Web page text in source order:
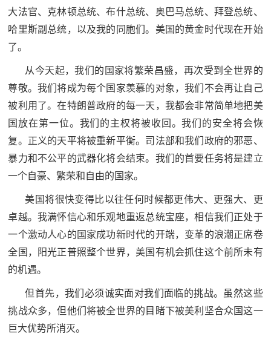
识
国
识
全
国
防
全
民
国
防
弟
子
弟
兵
防
员
国
人
大法官、克林顿总统、布什总统、奥巴马总统、拜登总统、
哈里斯副总统，以及我的同胞们。美国的黄金时代现在开始
了。
从今天起，我们的国家将繁荣昌盛，再次受到全世界的
尊敬。我们将成为每个国家羡慕的对象，我们不会再让自己
被利用了。在特朗普政府的每一天，我都会非常简单地把美
国放在第一位。我们的主权将被收回。我们的安全将会恢
复。正义的天平将被重新平衡。司法部和我们政府的邪恶、
暴力和不公平的武器化将会结束。我们的首要任务将是建立
一个自豪、繁荣和自由的国家。
美国将很快变得比以往任何时候都更伟大、更强大、更
卓越。我满怀信心和乐观地重返总统宝座，相信我们正处于
一个激动人心的国家成功新时代的开端，变革的浪潮正席卷
全国，阳光正普照整个世界，美国有机会抓住这个前所未有
的机遇。
但首先，我们必须诚实面对我们面临的挑战。虽然这些
挑战众多，但他们将被全世界的目睹下被美利坚合众国这一
巨大优势所消灭。